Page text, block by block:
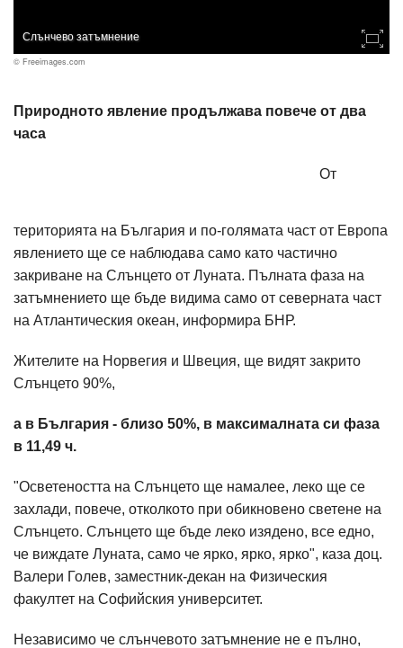
Слънчево затъмнение
© Freeimages.com
Природното явление продължава повече от два
часа
От
територията на България и по-голямата част от Европа
явлението ще се наблюдава само като частично
закриване на Слънцето от Луната. Пълната фаза на
затъмнението ще бъде видима само от северната част
на Атлантическия океан, информира БНР.
Жителите на Норвегия и Швеция, ще видят закрито
Слънцето 90%,
а в България - близо 50%, в максималната си фаза
в 11,49 ч.
"Осветеността на Слънцето ще намалее, леко ще се
захлади, повече, отколкото при обикновено светене на
Слънцето. Слънцето ще бъде леко изядено, все едно,
че виждате Луната, само че ярко, ярко, ярко", каза доц.
Валери Голев, заместник-декан на Физическия
факултет на Софийския университет.
Независимо че слънчевото затъмнение не е пълно,